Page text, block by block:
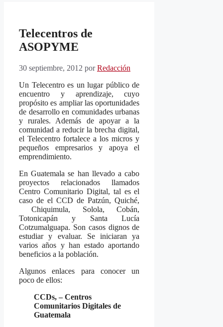
Telecentros de
ASOPYME
30 septiembre, 2012 porRedacción
Un Telecentro es un lugar público de
encuentro y aprendizaje, cuyo
propósito es ampliar las oportunidades
de desarrollo en comunidades urbanas
y rurales. Además de apoyar a la
comunidad a reducir la brecha digital,
el Telecentro fortalece a los micros y
pequeños empresarios y apoya el
emprendimiento.
En Guatemala se han llevado a cabo
proyectos relacionados llamados
Centro Comunitario Digital, tal es el
caso de el CCD de Patzún, Quiché,
Chiquimula, Solola, Cobán,
Totonicapán y Santa Lucía
Cotzumalguapa. Son casos dignos de
estudiar y evaluar. Se iniciaran ya
varios años y han estado aportando
beneficios a la población.
Algunos enlaces para conocer un
poco de ellos:
CCDs, – Centros
Comunitarios Digitales de
Guatemala